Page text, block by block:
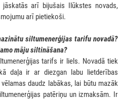
arī bijušais Ilūkstes novads,
arī pietiekoši.
siltumenerģijas tarifu novadā?
māju siltināšana?
tarifs ir liels. Novadā tiek
daļa ir ar diezgan labu lietderības
daudz labākas, lai būtu mazāk
patēriņu un izmaksām. Ir